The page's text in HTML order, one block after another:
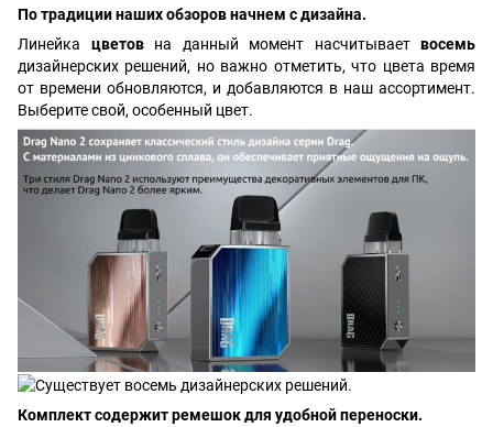
По традиции наших обзоров начнем с дизайна.
Линейка цветов на данный момент насчитывает восемь
дизайнерских решений, но важно отметить, что цвета время
от времени обновляются, и добавляются в наш ассортимент.
Выберите свой, особенный цвет.
Комплект содержит ремешок для удобной переноски.